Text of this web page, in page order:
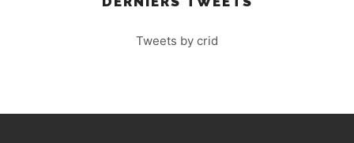
Tweets by crid